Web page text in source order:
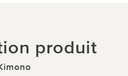
produit